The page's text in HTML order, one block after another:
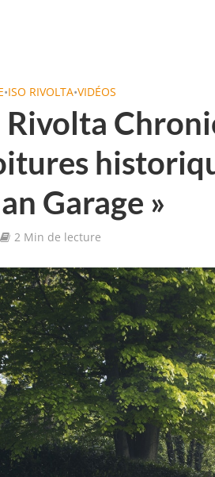
•ISO RIVOLTA•VIDÉOS
Rivolta
Garage »
2 Min de lecture